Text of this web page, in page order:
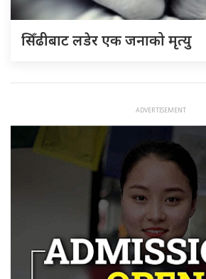
सिँढीबाट लडेर एक जनाको मृत्यु